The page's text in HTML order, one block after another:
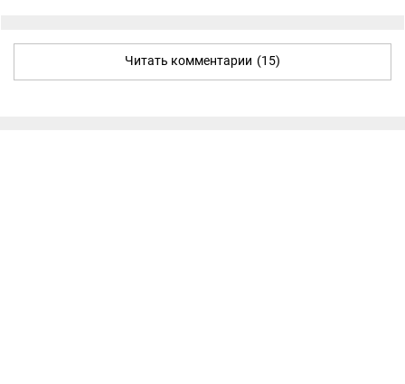
Читать комментарии (15)